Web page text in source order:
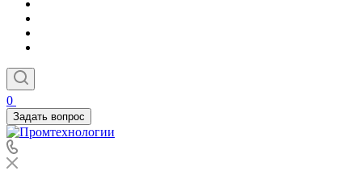
0
Задать вопрос